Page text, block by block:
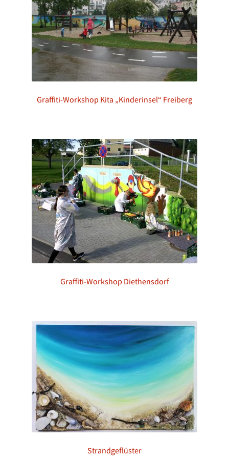
Graffiti-Workshop Kita „Kinderinsel“ Freiberg
Graffiti-Workshop Diethensdorf
Strandgeflüster